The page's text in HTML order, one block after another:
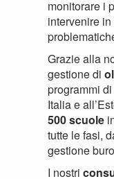
monitorare i
intervenire
Grazie alla
gestione di
programmi
Italia e
500 scuole
tutte le fasi,
gestione
I nostri